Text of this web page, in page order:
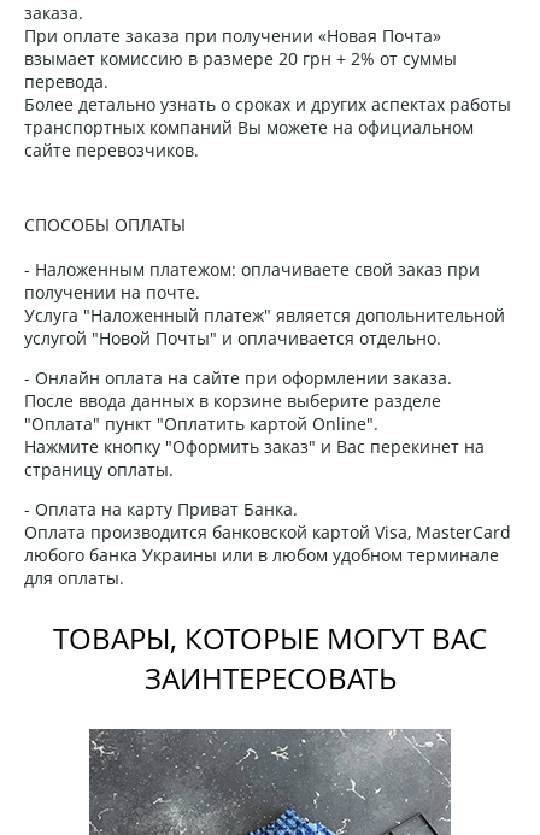
заказа.
При оплате заказа при получении «Новая Почта»
взымает комиссию в размере 20 грн + 2% от суммы
перевода.
Более детально узнать о сроках и других аспектах работы
транспортных компаний Вы можете на официальном
сайте перевозчиков.
СПОСОБЫ ОПЛАТЫ
- Наложенным платежом: оплачиваете свой заказ при
получении на почте.
Услуга "Наложенный платеж" является допольнительной
услугой "Новой Почты" и оплачивается отдельно.
- Онлайн оплата на сайте при оформлении заказа.
После ввода данных в корзине выберите разделе
"Оплата" пункт "Оплатить картой Online".
Нажмите кнопку "Оформить заказ" и Вас перекинет на
страницу оплаты.
- Оплата на карту Приват Банка.
Оплата производится банковской картой Visa, MasterCard
любого банка Украины или в любом удобном терминале
для оплаты.
ТОВАРЫ, КОТОРЫЕ МОГУТ ВАС
ЗАИНТЕРЕСОВАТЬ